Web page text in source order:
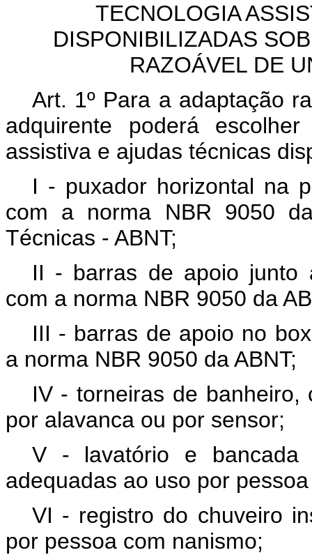
TECNOLOGIA
DISPONIBILIZADAS
RAZOÁVEL DE
Art. 1º Para a adaptação
adquirente poderá
assistiva e ajudas técnicas
I - puxador horizontal na
com a norma NBR 9050
Técnicas - ABNT;
II - barras de apoio junto
com a norma NBR 9050 da
III - barras de apoio no
a norma NBR 9050 da ABNT;
IV - torneiras de banheiro,
por alavanca ou por sensor;
V - lavatório e bancada
adequadas ao uso por
VI - registro do chuveiro
por pessoa com nanismo;